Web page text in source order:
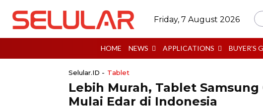
Friday, 7 August 2026
HOME NEWS APPLICATIONS BUYER’S
Selular.ID - Tablet
Lebih Murah, Tablet Samsung
Mulai Edar di Indonesia